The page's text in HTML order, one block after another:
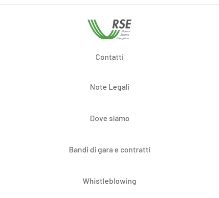
Contatti
Note Legali
Dove siamo
Bandi di gara e contratti
Whistleblowing